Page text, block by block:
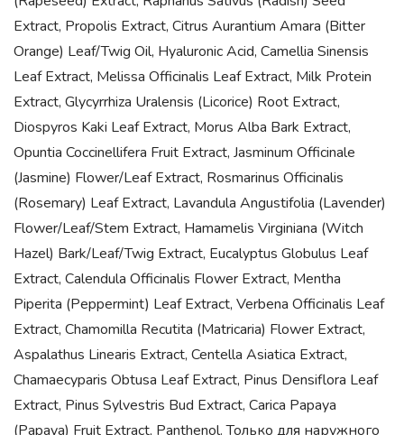
Extract, Propolis Extract, Citrus Aurantium Amara (Bitter
Orange) Leaf/Twig Oil, Hyaluronic Acid, Camellia Sinensis
Leaf Extract, Melissa Officinalis Leaf Extract, Milk Protein
Extract, Glycyrrhiza Uralensis (Licorice) Root Extract,
Diospyros Kaki Leaf Extract, Morus Alba Bark Extract,
Opuntia Coccinellifera Fruit Extract, Jasminum Officinale
(Jasmine) Flower/Leaf Extract, Rosmarinus Officinalis
(Rosemary) Leaf Extract, Lavandula Angustifolia (Lavender)
Flower/Leaf/Stem Extract, Hamamelis Virginiana (Witch
Hazel) Bark/Leaf/Twig Extract, Eucalyptus Globulus Leaf
Extract, Calendula Officinalis Flower Extract, Mentha
Piperita (Peppermint) Leaf Extract, Verbena Officinalis Leaf
Extract, Chamomilla Recutita (Matricaria) Flower Extract,
Aspalathus Linearis Extract, Centella Asiatica Extract,
Chamaecyparis Obtusa Leaf Extract, Pinus Densiflora Leaf
Extract, Pinus Sylvestris Bud Extract, Carica Papaya
(Papaya) Fruit Extract, Panthenol. Только для наружного